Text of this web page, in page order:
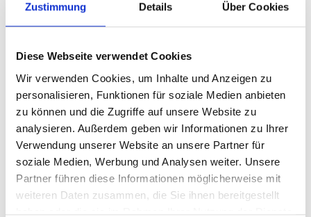
Zustimmung Details Über Cookies
Diese Webseite verwendet Cookies
Wir verwenden Cookies, um Inhalte und Anzeigen zu
personalisieren, Funktionen für soziale Medien anbieten
zu können und die Zugriffe auf unsere Website zu
analysieren. Außerdem geben wir Informationen zu Ihrer
Verwendung unserer Website an unsere Partner für
soziale Medien, Werbung und Analysen weiter. Unsere
Partner führen diese Informationen möglicherweise mit
weiteren Daten zusammen, die Sie ihnen bereitgestellt
Menge eingeben
Die Mindestbestellmenge dieses Artikels ist 5.
8,20 €
(inkl. MwSt.|zzgl. MwSt.)
zzgl. MwSt., zzgl. Versandkosten